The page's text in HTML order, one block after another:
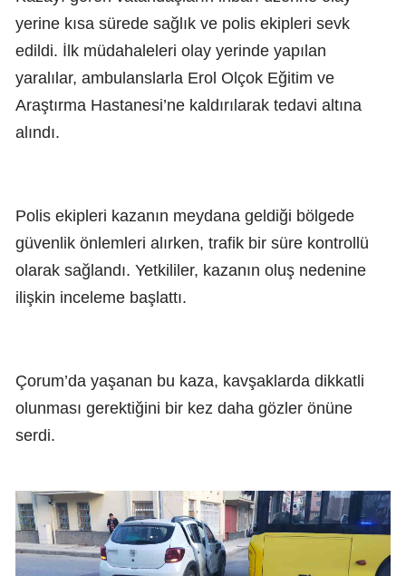
yerine kısa sürede sağlık ve polis ekipleri sevk
edildi. İlk müdahaleleri olay yerinde yapılan
yaralılar, ambulanslarla Erol Olçok Eğitim ve
Araştırma Hastanesi’ne kaldırılarak tedavi altına
alındı.
Polis ekipleri kazanın meydana geldiği bölgede
güvenlik önlemleri alırken, trafik bir süre kontrollü
olarak sağlandı. Yetkililer, kazanın oluş nedenine
ilişkin inceleme başlattı.
Çorum’da yaşanan bu kaza, kavşaklarda dikkatli
olunması gerektiğini bir kez daha gözler önüne
serdi.